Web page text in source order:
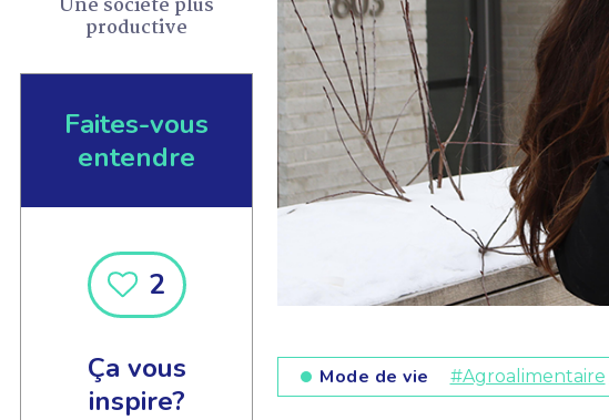
productive
Faites-vous
entendre
2
Ça vous
inspire?
Mode de vie #Agroalimentaire